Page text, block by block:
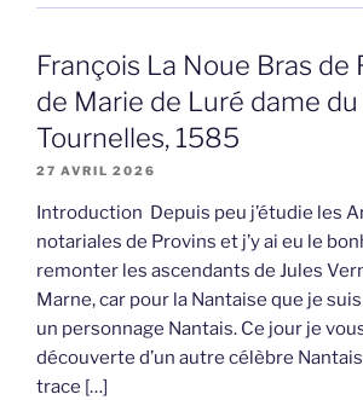
François La Noue Bras de
de Marie de Luré dame
Tournelles, 1585
27 AVRIL 2026
Introduction Depuis peu j’étudie les
notariales de Provins et j’y ai eu le
remonter les ascendants de Jules
Marne, car pour la Nantaise que je
un personnage Nantais. Ce jour je
découverte d’un autre célèbre
trace […]